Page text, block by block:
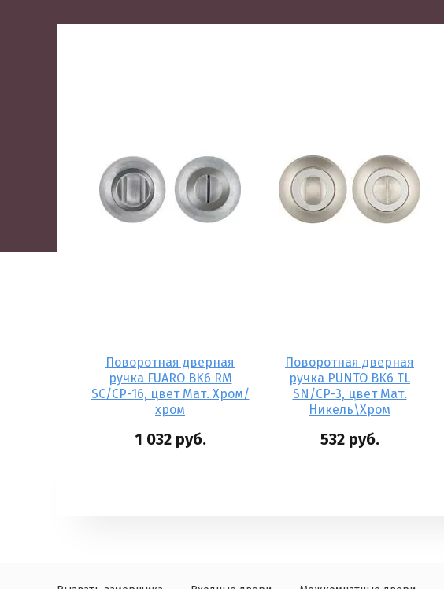
Поворотная дверная
ручка FUARO BK6 RM
SC/CP-16, цвет Мат. Хром/
хром
1 032руб.
Поворотная дверная
ручка PUNTO BK6 TL
SN/CP-3, цвет Мат.
Никель\Хром
532руб.